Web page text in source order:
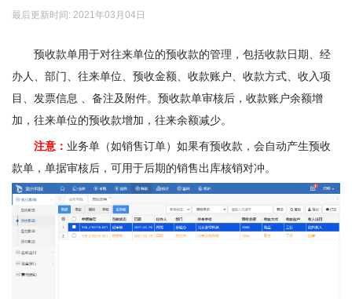
最后更新时间: 2021年03月04日
预收款单用于对往来单位的预收款的管理，包括收款日期、经
办人、部门、往来单位、预收金额、收款账户、收款方式、收入项
目、发票信息 、备注及附件。预收款单审核后，收款账户余额增
加，往来单位的预收款增加，往来余额减少。
注意： 业务单（如销售订单）如果有预收款，会自动产生预收
款单，单据审核后，可用于后期的销售出库核销对冲。